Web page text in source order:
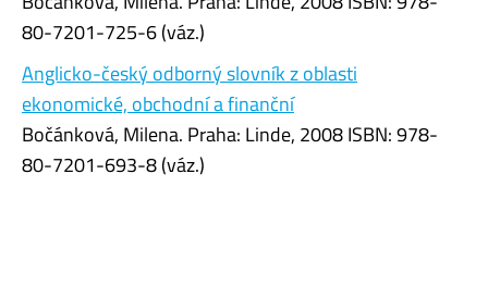
80-7201-725-6 (váz.)
Anglicko-český odborný slovník z oblasti
ekonomické, obchodní a finanční
Bočánková, Milena. Praha: Linde, 2008 ISBN: 978-
80-7201-693-8 (váz.)